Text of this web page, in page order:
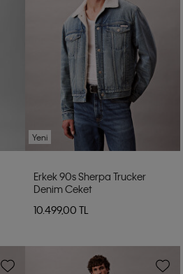
Yeni
Erkek 90s Sherpa Trucker
Denim Ceket
10.499,00 TL